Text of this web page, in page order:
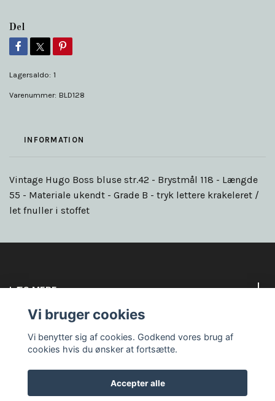
Del
Lagersaldo: 1
Varenummer: BLD128
INFORMATION
Vintage Hugo Boss bluse str.42 - Brystmål 118 - Længde
55 - Materiale ukendt - Grade B - tryk lettere krakeleret /
let fnuller i stoffet
LÆS MERE
Sociale medier
Vi bruger cookies
Vi benytter sig af cookies. Godkend vores brug af
cookies hvis du ønsker at fortsætte.
Accepter alle